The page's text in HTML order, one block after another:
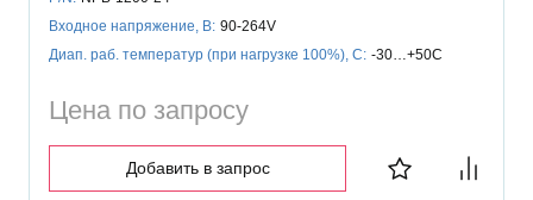
Входное напряжение, В: 90-264V
Диап. раб. температур (при нагрузке 100%), C: -30…+50C
Цена по запросу
Добавить в запрос